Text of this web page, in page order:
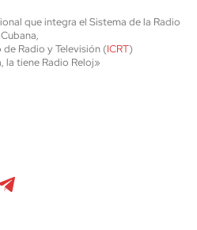
que integra el Sistema de la Radio
Cubana,
Radio y Televisión (ICRT)
la tiene Radio Reloj»